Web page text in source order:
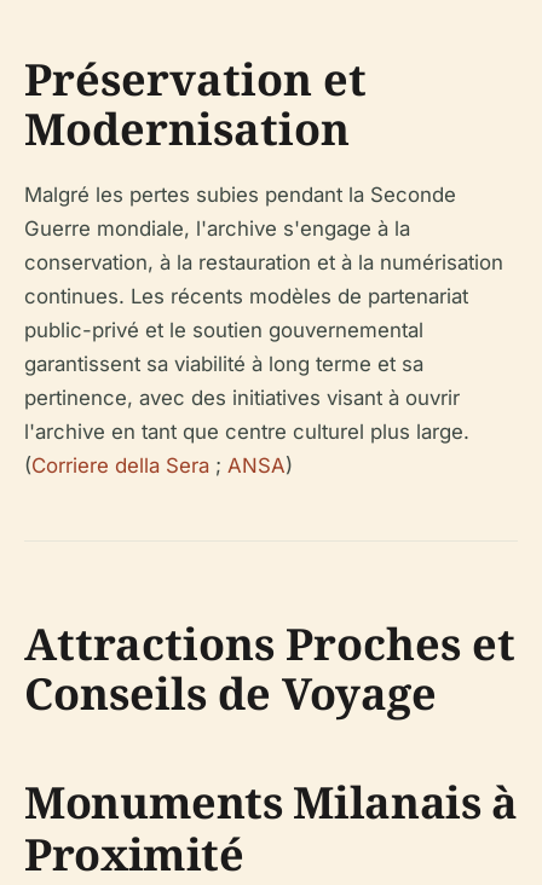
Préservation et
Modernisation
Malgré les pertes subies pendant la Seconde
Guerre mondiale, l'archive s'engage à la
conservation, à la restauration et à la numérisation
continues. Les récents modèles de partenariat
public-privé et le soutien gouvernemental
garantissent sa viabilité à long terme et sa
pertinence, avec des initiatives visant à ouvrir
l'archive en tant que centre culturel plus large.
(Corriere della Sera ; ANSA)
Attractions Proches et
Conseils de Voyage
Monuments Milanais à
Proximité